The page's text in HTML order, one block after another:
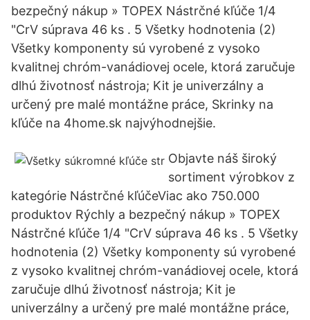
bezpečný nákup » TOPEX Nástrčné kľúče 1/4
"CrV súprava 46 ks . 5 Všetky hodnotenia (2)
Všetky komponenty sú vyrobené z vysoko
kvalitnej chróm-vanádiovej ocele, ktorá zaručuje
dlhú životnosť nástroja; Kit je univerzálny a
určený pre malé montážne práce, Skrinky na
kľúče na 4home.sk najvýhodnejšie.
Objavte náš široký
sortiment výrobkov z
kategórie Nástrčné kľúčeViac ako 750.000
produktov Rýchly a bezpečný nákup » TOPEX
Nástrčné kľúče 1/4 "CrV súprava 46 ks . 5 Všetky
hodnotenia (2) Všetky komponenty sú vyrobené
z vysoko kvalitnej chróm-vanádiovej ocele, ktorá
zaručuje dlhú životnosť nástroja; Kit je
univerzálny a určený pre malé montážne práce,